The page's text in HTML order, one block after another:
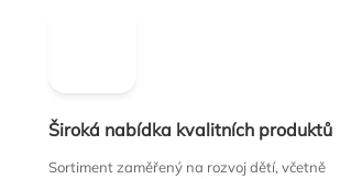
Široká nabídka kvalitních produktů
Sortiment zaměřený na rozvoj dětí, včetně